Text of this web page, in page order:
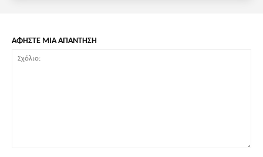
ΑΦΗΣΤΕ ΜΙΑ ΑΠΑΝΤΗΣΗ